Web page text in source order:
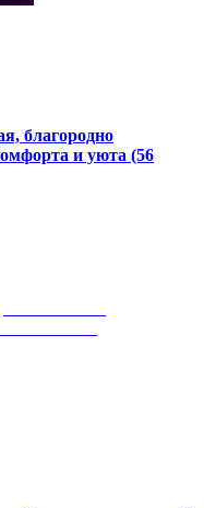
благородно
и уюта (56